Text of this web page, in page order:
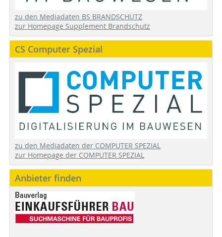
zu den Mediadaten BS BRANDSCHUTZ
zur Homepage Supplement Brandschutz
CS Computer Spezial
zu den Mediadaten der COMPUTER SPEZIAL
zur Homepage der COMPUTER SPEZIAL
Anbieter finden